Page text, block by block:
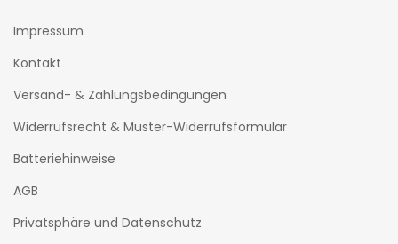
Impressum
Kontakt
Versand- & Zahlungsbedingungen
Widerrufsrecht & Muster-Widerrufsformular
Batteriehinweise
AGB
Privatsphäre und Datenschutz